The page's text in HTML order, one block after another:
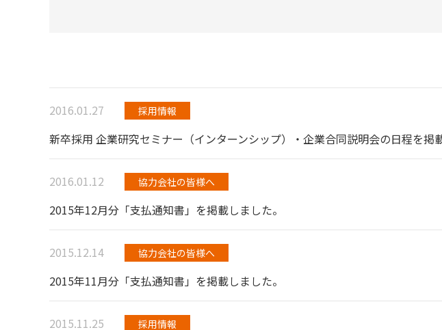
2016.01.27 採用情報
新卒採用 企業研究セミナー（インターンシップ）・企業合同説明会の日程を掲
2016.01.12 協力会社の皆様へ
2015年12月分「支払通知書」を掲載しました。
2015.12.14 協力会社の皆様へ
2015年11月分「支払通知書」を掲載しました。
2015.11.25 採用情報